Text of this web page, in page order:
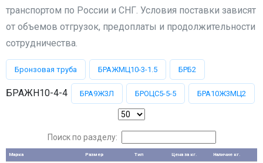
транспортом по России и СНГ. Условия поставки зависят
от объемов отгрузок, предоплаты и продолжительности
сотрудничества.
Бронзовая труба БРАЖМЦ10-3-1.5 БРБ2
БРАЖН10-4-4 БРА9Ж3Л БРОЦС5-5-5 БРА10Ж3МЦ2
Поиск по разделу:
Марка Размер Тип Цена за кг. Наличие кг.